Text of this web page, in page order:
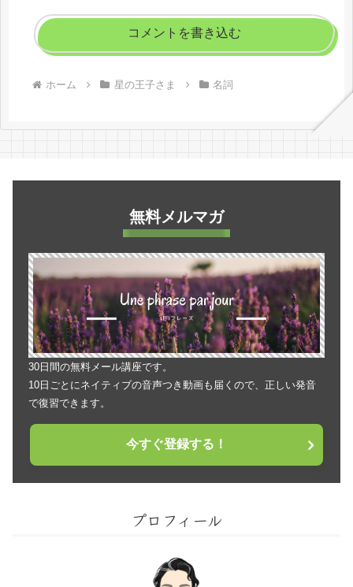
コメントを書き込む
ホーム 星の王子さま 名詞
無料メルマガ
30日間の無料メール講座です。
10日ごとにネイティブの音声つき動画も届くので、正しい発音
で復習できます。
今すぐ登録する！
プロフィール